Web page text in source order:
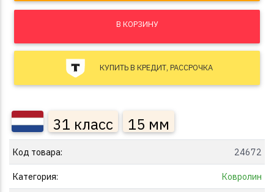
В КОРЗИНУ
КУПИТЬ В КРЕДИТ, РАССРОЧКА
31 класс 15 мм
Код товара: 24672
Категория: Ковролин